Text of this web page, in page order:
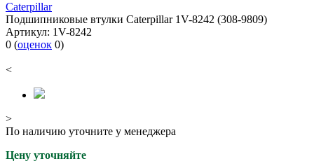
Caterpillar
Подшипниковые втулки Caterpillar 1V-8242 (308-9809)
Артикул: 1V-8242
0 (оценок 0)
<
>
По наличию уточните у менеджера
Цену уточняйте